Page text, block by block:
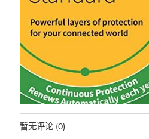
地位：有存货
暂无评论 (0)